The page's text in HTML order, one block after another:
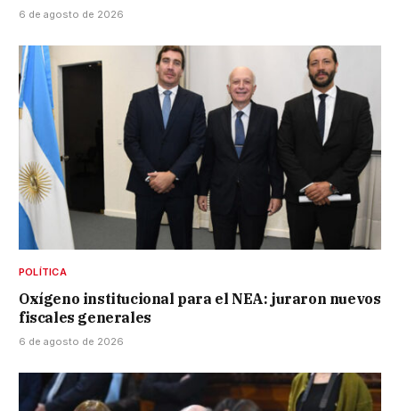
6 de agosto de 2026
POLÍTICA
Oxígeno institucional para el NEA: juraron nuevos
fiscales generales
6 de agosto de 2026